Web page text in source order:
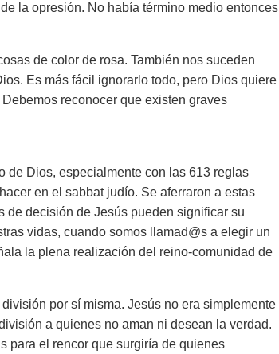
la opresión. No había término medio entonces
de color de rosa. También nos suceden
Es más fácil ignorarlo todo, pero Dios quiere
reconocer que existen graves
de Dios, especialmente con las 613 reglas
en el sabbat judío. Se aferraron a estas
de decisión de Jesús pueden significar su
vidas, cuando somos llamad@s a elegir un
la plena realización del reino-comunidad de
por sí misma. Jesús no era simplemente
a quienes no aman ni desean la verdad.
para el rencor que surgiría de quienes